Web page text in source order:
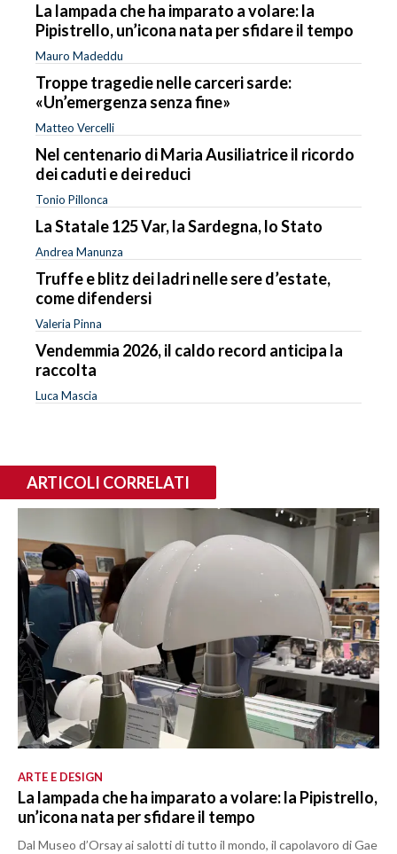
La lampada che ha imparato a volare: la
Pipistrello, un’icona nata per sfidare il tempo
Mauro Madeddu
Troppe tragedie nelle carceri sarde:
«Un’emergenza senza fine»
Matteo Vercelli
Nel centenario di Maria Ausiliatrice il ricordo
dei caduti e dei reduci
Tonio Pillonca
La Statale 125 Var, la Sardegna, lo Stato
Andrea Manunza
Truffe e blitz dei ladri nelle sere d’estate,
come difendersi
Valeria Pinna
Vendemmia 2026, il caldo record anticipa la
raccolta
Luca Mascia
ARTICOLI CORRELATI
ARTE E DESIGN
La lampada che ha imparato a volare: la Pipistrello,
un’icona nata per sfidare il tempo
Dal Museo d’Orsay ai salotti di tutto il mondo, il capolavoro di Gae